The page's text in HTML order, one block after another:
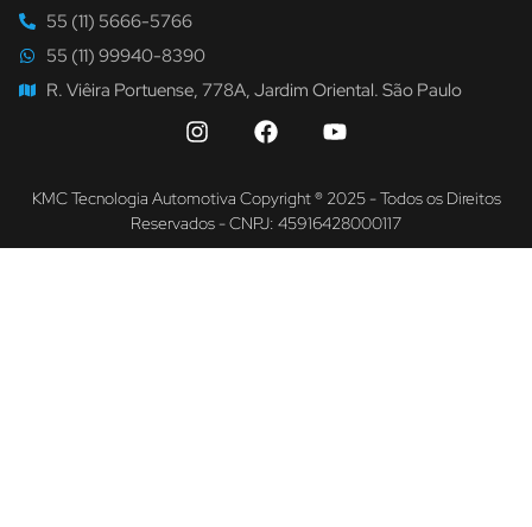
55 (11) 5666-5766
55 (11) 99940-8390
R. Viêira Portuense, 778A, Jardim Oriental. São Paulo
KMC Tecnologia Automotiva Copyright ® 2025 - Todos os Direitos
Reservados - CNPJ: 45916428000117